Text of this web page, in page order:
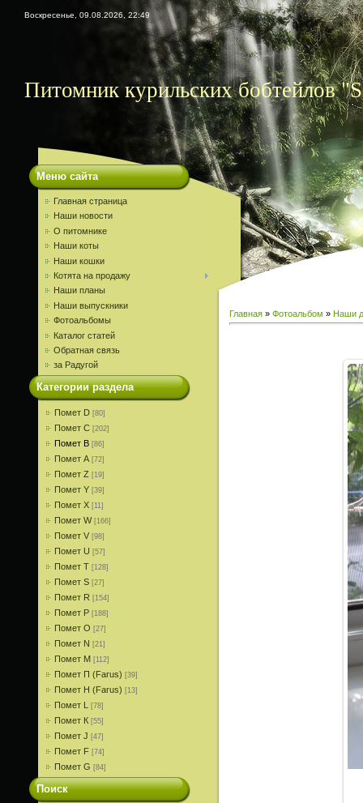
Воскресенье, 09.08.2026, 22:49
Питомник курильских бобтейлов
Меню сайта
Главная страница
Наши новости
О питомнике
Наши коты
Наши кошки
Котята на продажу
Наши планы
Наши выпускники
Фотоальбомы
Каталог статей
Обратная связь
за Радугой
Категории раздела
Помет D [80]
Помет С [202]
Помет В [86]
Помет A [72]
Помет Z [19]
Помет Y [39]
Помет X [11]
Помет W [166]
Помет V [98]
Помет U [57]
Помет T [128]
Помет S [27]
Помет R [154]
Помет P [188]
Помет О [27]
Помет N [21]
Помет M [112]
Помет П (Farus) [39]
Помет Н (Farus) [13]
Помет L [78]
Помет К [55]
Помет J [47]
Помет F [74]
Помет G [84]
Поиск
Главная » Фотоальбом » Наши